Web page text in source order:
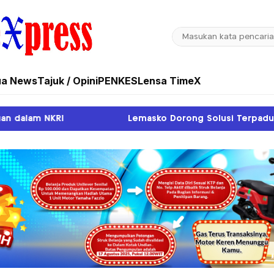
NewsTajuk / OpiniPENKESLensa TimeX
Lemasko Dorong Solusi Terpadu Atasi Pendangkalan